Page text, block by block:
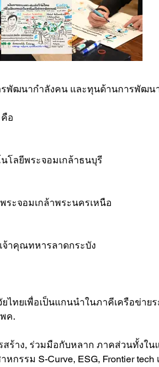
อ
โลยีพระจอมเกล้าธนบุรี
ระจอมเกล้าพระนครเหนือ
จ้าคุณทหารลาดกระบัง
ยไทยเพื่อเป็นแกนนำในภาคีเครือข่าย
ค.
ร้าง, ร่วมมือกับหลาก ภาคส่วนทั้งใน
รรม S-Curve, ESG, Frontier tech